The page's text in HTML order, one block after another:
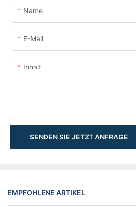
Name
E-Mail
Inhalt
SENDEN SIE JETZT ANFRAGE
EMPFOHLENE ARTIKEL